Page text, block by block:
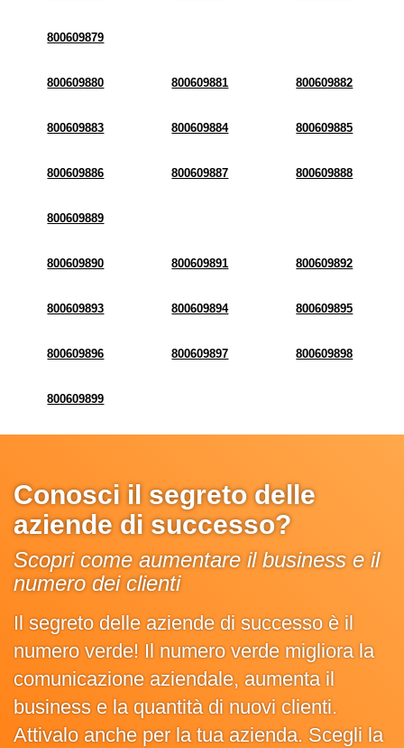
800609879
800609880 800609881 800609882
800609883 800609884 800609885
800609886 800609887 800609888
800609889
800609890 800609891 800609892
800609893 800609894 800609895
800609896 800609897 800609898
800609899
Conosci il segreto delle
aziende di successo?
Scopri come aumentare il business e il
numero dei clienti
Il segreto delle aziende di successo è il
numero verde! Il numero verde migliora la
comunicazione aziendale, aumenta il
business e la quantità di nuovi clienti.
Attivalo anche per la tua azienda. Scegli la